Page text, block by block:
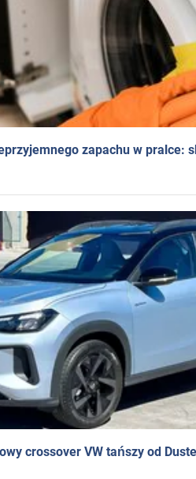
zapachu w pralce:
crossover VW tańszy od